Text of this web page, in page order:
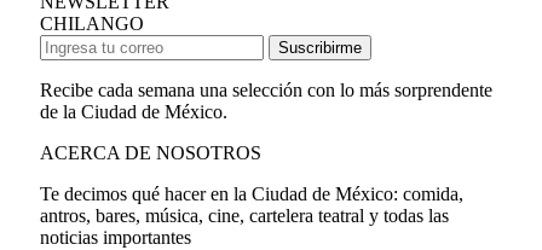
CHILANGO
Suscribirme
Recibe cada semana una selección con lo más sorprendente
de la Ciudad de México.
ACERCA DE NOSOTROS
Te decimos qué hacer en la Ciudad de México: comida,
antros, bares, música, cine, cartelera teatral y todas las
noticias importantes